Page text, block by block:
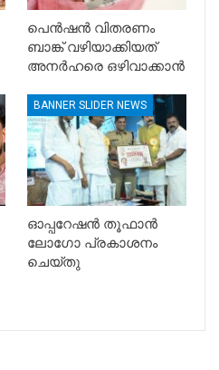
പെൻഷൻ വിതരണം
ബാങ്ക് വഴിയാക്കിയത്
അനർഹരെ ഒഴിവാക്കാൻ
BANNER SLIDER NEWS
ഓപ്പറേഷൻ തൂഫാൻ
ലോഗോ പ്രകാശനം
ചെയ്തു